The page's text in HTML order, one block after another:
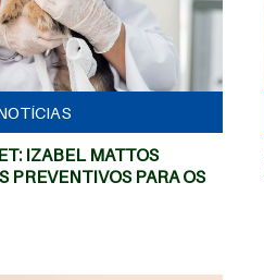
MAIS
IZABEL MATTOS
PREVENTIVOS PARA OS